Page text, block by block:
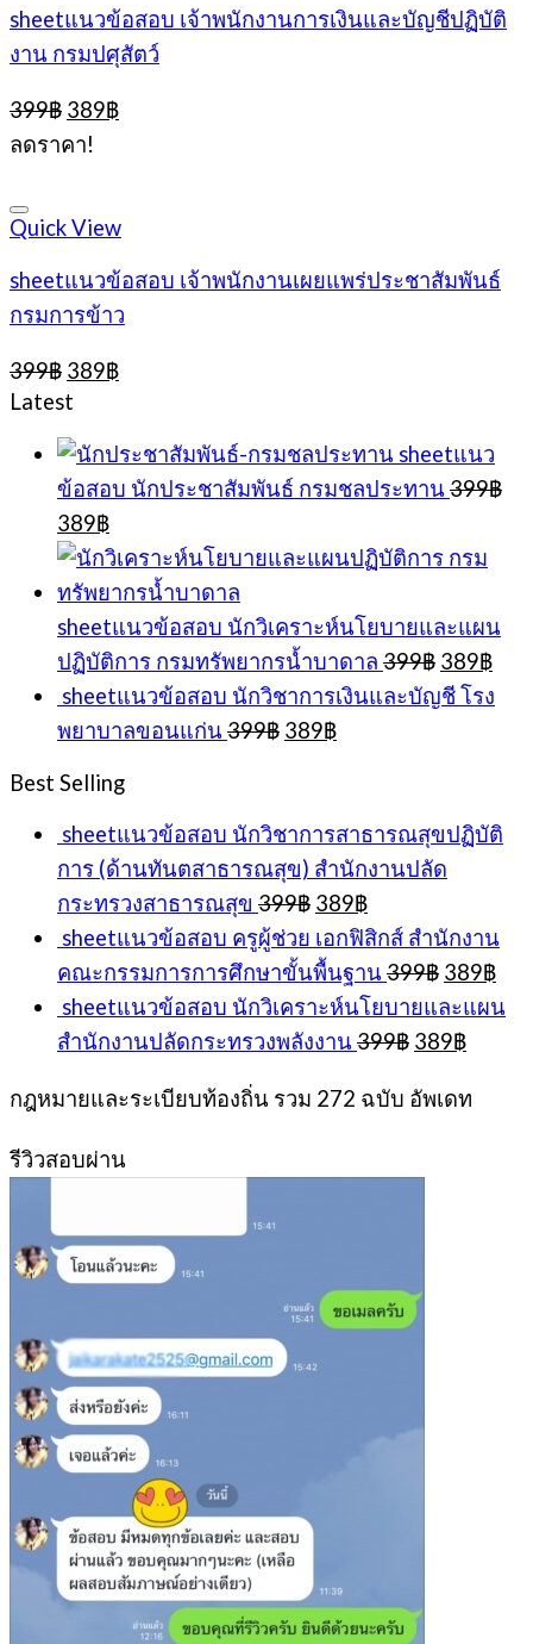
sheetแนวข้อสอบ เจ้าพนักงานการเงินและบัญชีปฏิบัติ
งาน กรมปศุสัตว์
399฿ Original
price
was:
389฿Current
ลดราคา!
Quick View
sheetแนวข้อสอบ เจ้าพนักงานเผยแพร่ประชาสัมพันธ์
กรมการข้าว
399฿ Original
price
was:
399฿.
389฿Current
389฿.
Latest
sheetแนว
ข้อสอบ นักประชาสัมพันธ์ กรมชลประทาน 399฿
Original
price
was:
399฿.
389฿Current
price
is:
389฿.
sheetแนวข้อสอบ นักวิเคราะห์นโยบายและแผน
ปฏิบัติการ กรมทรัพยากรน้ำบาดาล 399฿ Original
price
was:
389฿
is:
sheetแนวข้อสอบ นักวิชาการเงินและบัญชี โรง
พยาบาลขอนแก่น 399฿ Original
389฿Current
Best Selling
sheetแนวข้อสอบ นักวิชาการสาธารณสุขปฏิบัติ
การ (ด้านทันตสาธารณสุข) สำนักงานปลัด
กระทรวงสาธารณสุข 399฿ Original
price
was:
399฿.
389฿Current
price
is:
389฿.
sheetแนวข้อสอบ ครูผู้ช่วย เอกฟิสิกส์ สำนักงาน
คณะกรรมการการศึกษาขั้นพื้นฐาน 399฿ Original
was:
399฿.
389฿
is:
sheetแนวข้อสอบ นักวิเคราะห์นโยบายและแผน
สำนักงานปลัดกระทรวงพลังงาน 399฿ Original
was:
389฿
is:
กฎหมายและระเบียบท้องถิ่น รวม 272 ฉบับ อัพเดท
รีวิวสอบผ่าน